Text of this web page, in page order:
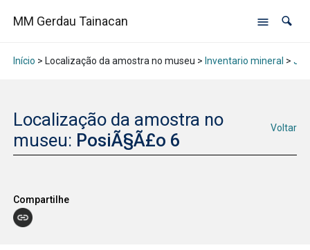
MM Gerdau Tainacan
Início > Localização da amostra no museu > Inventario mineral >
Localização da amostra no
museu: PosiÃ§Ã£o 6
Voltar
Compartilhe